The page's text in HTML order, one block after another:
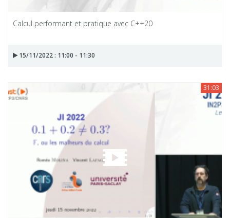
Calcul performant et pratique avec C++20
15/11/2022 : 11:00 - 11:30
31:03